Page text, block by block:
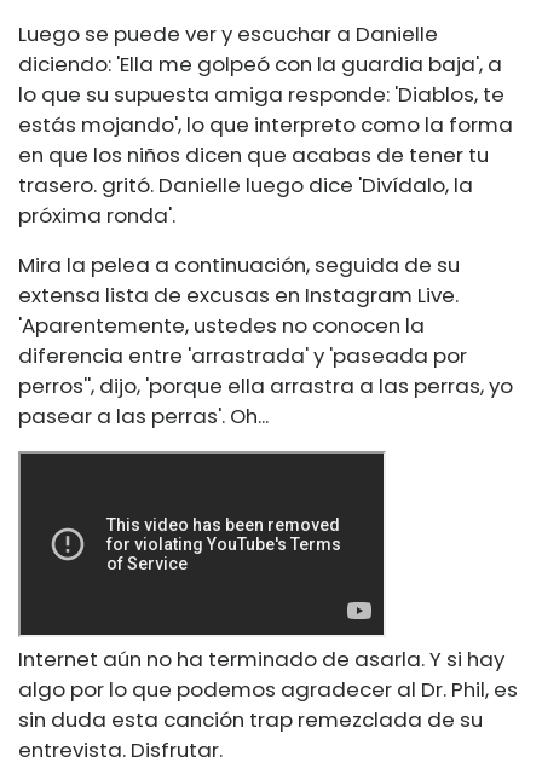
Luego se puede ver y escuchar a Danielle
diciendo: 'Ella me golpeó con la guardia baja', a
lo que su supuesta amiga responde: 'Diablos, te
estás mojando', lo que interpreto como la forma
en que los niños dicen que acabas de tener tu
trasero. gritó. Danielle luego dice 'Divídalo, la
próxima ronda'.
Mira la pelea a continuación, seguida de su
extensa lista de excusas en Instagram Live.
'Aparentemente, ustedes no conocen la
diferencia entre 'arrastrada' y 'paseada por
perros'', dijo, 'porque ella arrastra a las perras, yo
pasear a las perras'. Oh...
Internet aún no ha terminado de asarla. Y si hay
algo por lo que podemos agradecer al Dr. Phil, es
sin duda esta canción trap remezclada de su
entrevista. Disfrutar.